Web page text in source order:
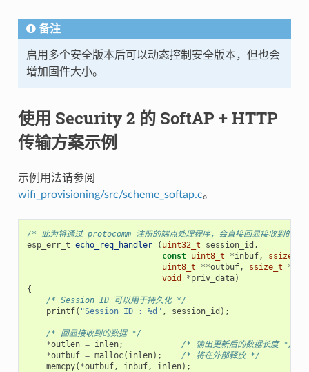
备注
启用多个安全版本后可以动态控制安全版本，但也会
增加固件大小。
使用 Security 2 的 SoftAP + HTTP
传输方案示例
示例用法请参阅
wifi_provisioning/src/scheme_softap.c。
/* 此为将通过 protocomm 注册的端点处理程序，会直接回显接收到的数
esp_err_t echo_req_handler ( uint32_t session_id ,
const uint8_t *inbuf, ssize_t
uint8_t
**outbuf, ssize_t *
void
*priv_data)
{
/* Session ID 可以用于持久化 */
printf( "Session ID : %d" , session_id );
/* 回显接收到的数据 */
*outlen = inlen;
/* 输出更新后的数据长度 */
*outbuf = malloc( inlen);
/* 将在外部释放 */
memcpy( *outbuf, inbuf, inlen);